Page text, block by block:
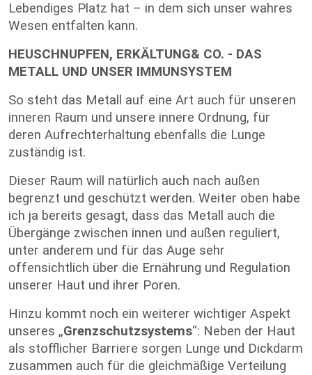
Lebendiges Platz hat – in dem sich unser wahres
Wesen entfalten kann.
HEUSCHNUPFEN, ERKÄLTUNG& CO. - DAS
METALL UND UNSER IMMUNSYSTEM
So steht das Metall auf eine Art auch für unseren
inneren Raum und unsere innere Ordnung, für
deren Aufrechterhaltung ebenfalls die Lunge
zuständig ist.
Dieser Raum will natürlich auch nach außen
begrenzt und geschützt werden. Weiter oben habe
ich ja bereits gesagt, dass das Metall auch die
Übergänge zwischen innen und außen reguliert,
unter anderem und für das Auge sehr
offensichtlich über die Ernährung und Regulation
unserer Haut und ihrer Poren.
Hinzu kommt noch ein weiterer wichtiger Aspekt
unseres „Grenzschutzsystems“: Neben der Haut
als stofflicher Barriere sorgen Lunge und Dickdarm
zusammen auch für die gleichmäßige Verteilung